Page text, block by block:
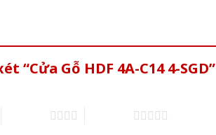
Gỗ HDF 4A-C14 4-SGD”